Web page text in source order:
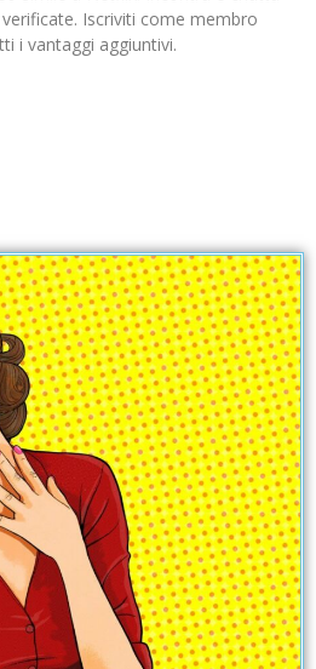
Iscriviti come membro
i vantaggi aggiuntivi.